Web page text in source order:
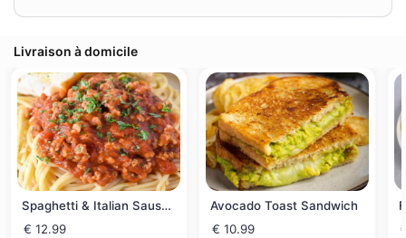
Livraison à domicile
Spaghetti & Italian Sausage
€ 12.99
Avocado Toast Sandwich
€ 10.99